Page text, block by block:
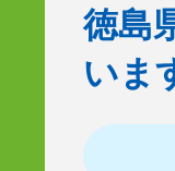
徳島
いま